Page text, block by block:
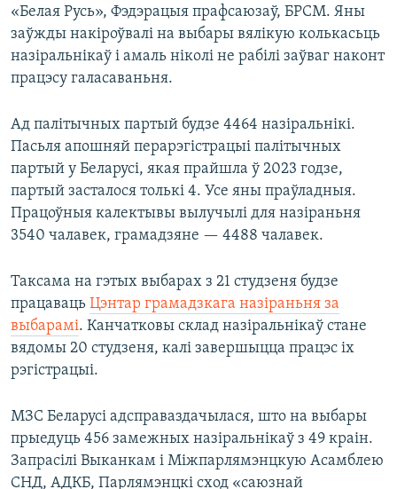
«Белая Русь», Фэдэрацыя прафсаюзаў, БРСМ. Яны
заўжды накіроўвалі на выбары вялікую колькасьць
назіральнікаў і амаль ніколі не рабілі заўваг наконт
працэсу галасаваньня.
Ад палітычных партый будзе 4464 назіральнікі.
Пасьля апошняй перарэгістрацыі палітычных
партый у Беларусі, якая прайшла ў 2023 годзе,
партый засталося толькі 4. Усе яны праўладныя.
Працоўныя калектывы вылучылі для назіраньня
3540 чалавек, грамадзяне — 4488 чалавек.
Таксама на гэтых выбарах з 21 студзеня будзе
працаваць Цэнтар грамадзкага назіраньня за
выбарамі. Канчатковы склад назіральнікаў стане
вядомы 20 студзеня, калі завершыцца працэс іх
рэгістрацыі.
МЗС Беларусі адсправаздачылася, што на выбары
прыедуць 456 замежных назіральнікаў з 49 краін.
Запрасілі Выканкам і Міжпарлямэнцкую Асамблею
СНД, АДКБ, Парлямэнцкі сход «саюзнай